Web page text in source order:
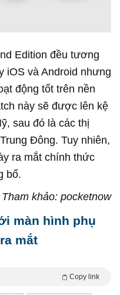
Edition đều tương
iOS và Android nhưng
động tốt trên nền
này sẽ được lên kệ
sau đó là các thị
Đông. Tuy nhiên,
ra mắt chính thức
bố.
Tham khảo: pocketnow
màn hình phụ
mắt
Copy link